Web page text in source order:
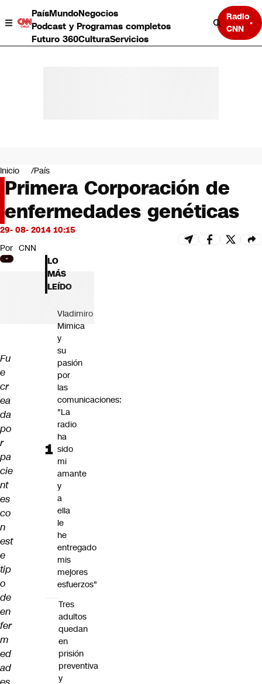
PaísMundoNegocios
Podcast y Programas completos
Futuro 360CulturaServicios
Radio
CNN
Negocios
Deportes
Programas completos
Cultura
Servicios
Bits
CNN Data
CNN tiempo
Futuro 360
Inicio País
Primera Corporación de
enfermedades genéticas
29- 08- 2014 10:15
Por CNN
Fu
e
cr
ea
da
po
r
pa
cie
nt
es
co
n
est
e
tip
o
de
en
fer
m
ed
ad
LO
MÁS
LEÍDO
Vladimiro
Mimica
y
su
pasión
por
las
comunicaciones:
"La
radio
ha
sido
mi
amante
y
a
ella
le
he
entregado
mis
mejores
esfuerzos"
Tres
adultos
quedan
en
prisión
preventiva
y